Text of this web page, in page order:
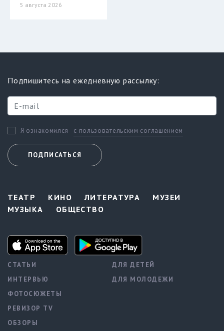
5 августа 2026
Подпишитесь на ежедневную рассылку:
Я ознакомился с пользовательским соглашением
ПОДПИСАТЬСЯ
ТЕАТР КИНО ЛИТЕРАТУРА
МУЗЕИ
МУЗЫКА
ОБЩЕСТВО
СТАТЬИ
ИНТЕРВЬЮ
ФОТОСЮЖЕТЫ
РЕВИЗОР TV
ОБЗОРЫ
ДЛЯ ДЕТЕЙ
ДЛЯ МОЛОДЕЖИ